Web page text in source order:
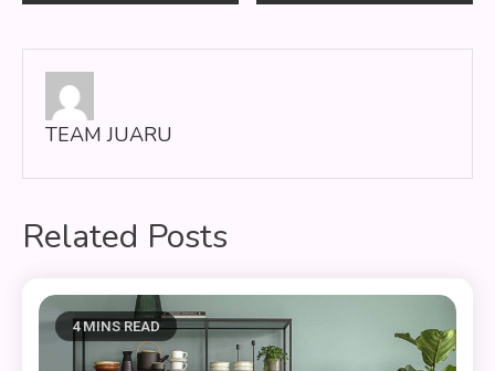
TEAM JUARU
Related Posts
4 MINS READ